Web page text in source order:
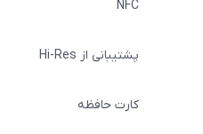
NFC
پشتیبانی از Hi-Res
کارت حافظه